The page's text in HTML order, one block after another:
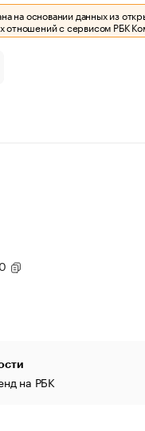
на основании данных из
отношений с сервисом РБК
на РБК